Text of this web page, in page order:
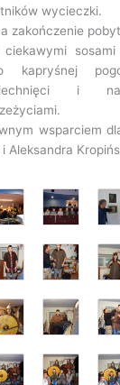
wycieczki.
zakończenie
sosami
kapryśnej
i
wsparciem
Aleksandra